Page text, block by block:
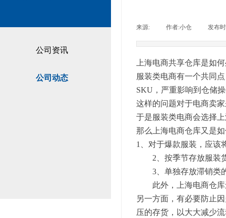
公司资讯
公司动态
来源: 作者:小仓 发布
上海电商共享仓库是如
服装类电商有一个共同
SKU，严重影响到仓储
这样的问题对于电商卖
于是服装类电商会选择
那么上海电商仓库又是
1、对于爆款服装，应该
2、按季节存放服装
3、单独存放滞销类
此外，上海电商仓库
另一方面，有必要防止
压的存货，以大大减少